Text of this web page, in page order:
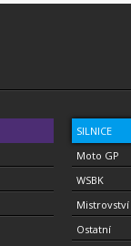
SILNICE
Moto GP
WSBK
Mistrovství
Ostatní